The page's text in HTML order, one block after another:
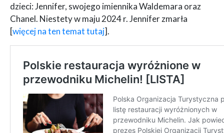
dzieci: Jennifer, swojego imiennika Waldemara oraz
Chanel. Niestety w maju 2024 r. Jennifer zmarła
[więcej na ten temat tutaj].